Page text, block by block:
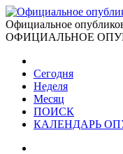
Официальное
ОФИЦИАЛЬНОЕ
Сегодня
Неделя
Месяц
ПОИСК
КАЛЕНДАРЬ